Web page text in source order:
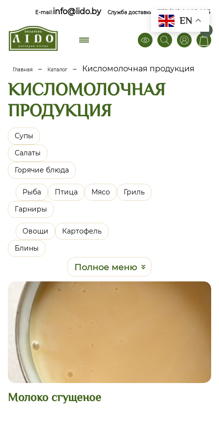
E-mail:info@lido.by Служба доставки +375 (29) 6 085 085
0
Главная – Каталог – Кисломолочная продукция
КИСЛОМОЛОЧНАЯ
ПРОДУКЦИЯ
Супы
Салаты
Горячие блюда
Рыба Птица Мясо
Гриль
Гарниры
Овощи
Картофель
Блины
Полное меню
Молоко сгущеное
EN